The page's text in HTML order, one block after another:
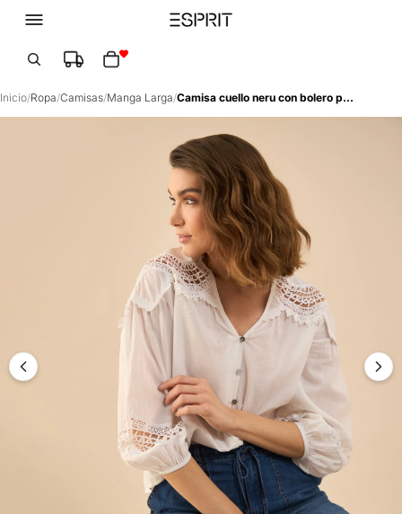
Inicio/Ropa/Camisas/Manga Larga/ Camisa cuello neru con bolero para mujer - Blanco